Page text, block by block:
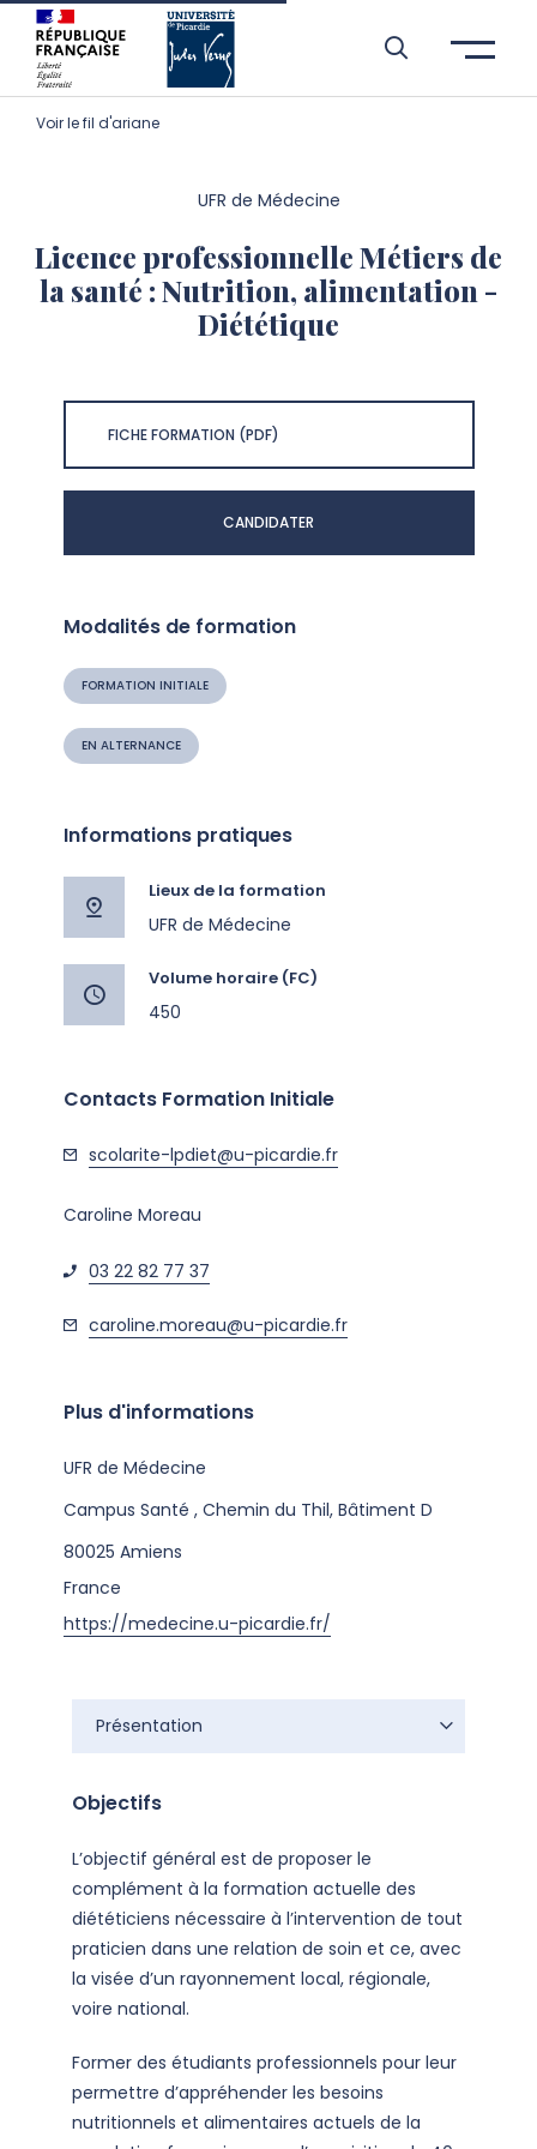
Aller à l’entête de page
Aller au menu principale
Aller au contenu principal
Aller à la recherche
Passer aux cookies
Aller au pied de page
Voir le fil d'ariane
UFR de Médecine
Licence professionnelle Métiers de
la santé : Nutrition, alimentation -
Diététique
FICHE FORMATION (PDF)
CANDIDATER
Modalités de formation
FORMATION INITIALE
EN ALTERNANCE
Informations pratiques
Lieux de la formation
UFR de Médecine
Volume horaire (FC)
450
Contacts Formation Initiale
scolarite-lpdiet@u-picardie.fr
Caroline Moreau
03 22 82 77 37
caroline.moreau@u-picardie.fr
Plus d'informations
UFR de Médecine
Campus Santé , Chemin du Thil, Bâtiment D
80025 Amiens
France
https://medecine.u-picardie.fr/
Présentation
Présentation
Objectifs
L’objectif général est de proposer le
complément à la formation actuelle des
diététiciens nécessaire à l’intervention de tout
praticien dans une relation de soin et ce, avec
la visée d’un rayonnement local, régionale,
voire national.
Former des étudiants professionnels pour leur
permettre d’appréhender les besoins
nutritionnels et alimentaires actuels de la